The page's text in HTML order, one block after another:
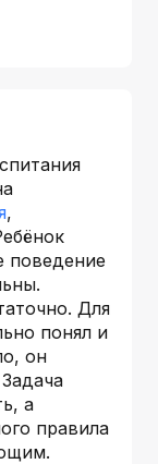
,
поведение
Для
понял и
он
а
правила